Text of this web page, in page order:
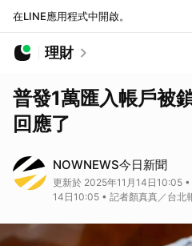
在LINE應用程式中開啟。
理財
普發1萬匯入帳戶被
回應了
NOWNEWS今日新聞
更新於 2025年11月14日10:05
14日10:05 • 記者顏真真／台北